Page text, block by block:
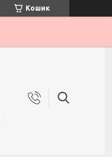
Кошик